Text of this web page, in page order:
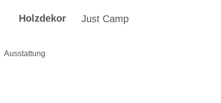
Holzdekor Just Camp
Ausstattung